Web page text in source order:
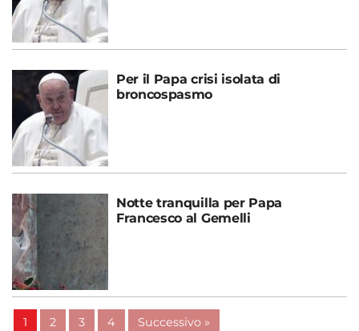
Per il Papa crisi isolata di
broncospasmo
Notte tranquilla per Papa
Francesco al Gemelli
1 2 3 4 Successivo »